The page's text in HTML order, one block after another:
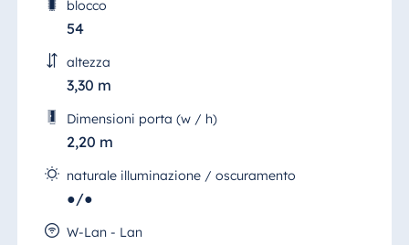
blocco
54
altezza
3,30 m
Dimensioni porta (w / h)
2,20 m
naturale illuminazione / oscuramento
●/●
W-Lan - Lan
Sala 1, Pechino